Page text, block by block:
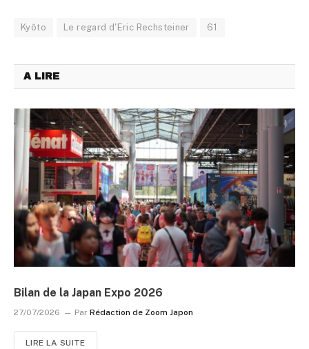
Kyôto Le regard d'Eric Rechsteiner 61
A LIRE
Bilan de la Japan Expo 2026
27/07/2026 Par Rédaction de Zoom Japon
LIRE LA SUITE